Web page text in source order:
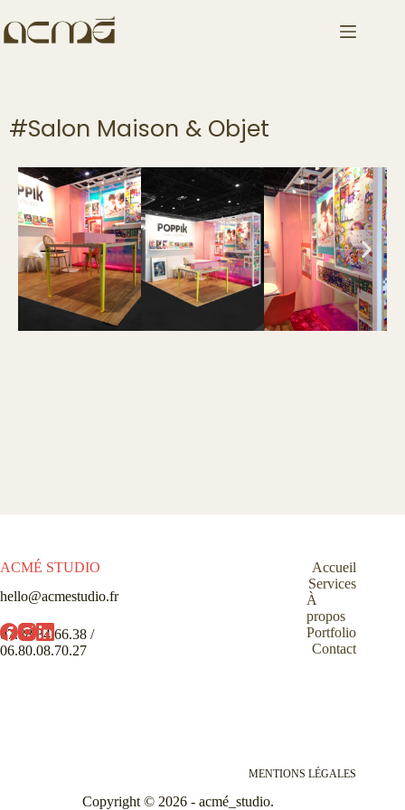
#Salon Maison & Objet
ACMÉ STUDIO
hello@acmestudio.fr
07.88.34.66.38 /
06.80.08.70.27
Accueil
Services
À
propos
Portfolio
Contact
MENTIONS LÉGALES
Copyright © 2026 - acmé_studio.